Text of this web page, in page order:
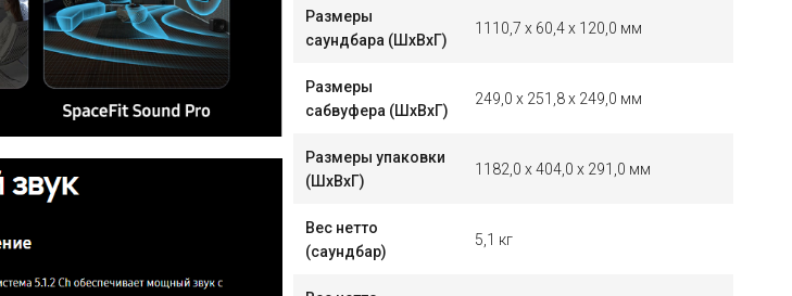
Размеры
саундбара (ШxВxГ)
1110,7 x 60,4 x 120,0 мм
Размеры
сабвуфера (ШхВхГ)
249,0 x 251,8 x 249,0 мм
Размеры упаковки
(ШхВхГ)
1182,0 x 404,0 x 291,0 мм
Вес нетто
(саундбар)
5,1 кг